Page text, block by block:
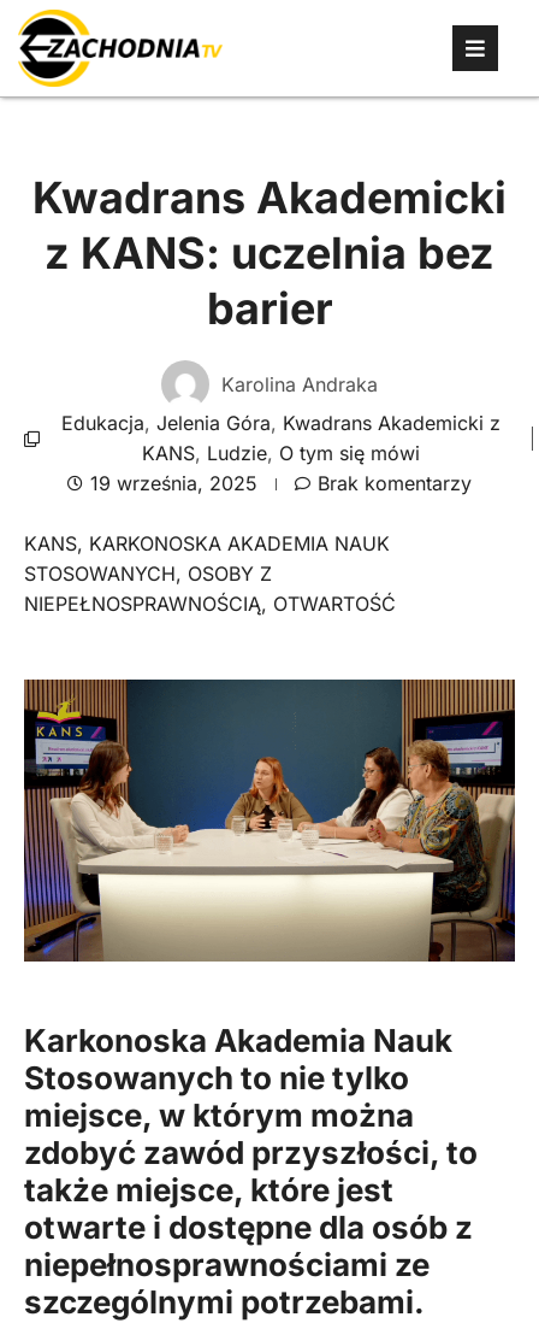
Kwadrans Akademicki
z KANS: uczelnia bez
barier
Karolina Andraka
Edukacja, Jelenia Góra, Kwadrans Akademicki z
KANS, Ludzie, O tym się mówi
19 września, 2025
Brak komentarzy
KANS, KARKONOSKA AKADEMIA NAUK
STOSOWANYCH, OSOBY Z
NIEPEŁNOSPRAWNOŚCIĄ, OTWARTOŚĆ
Karkonoska Akademia Nauk
Stosowanych to nie tylko
miejsce, w którym można
zdobyć zawód przyszłości, to
także miejsce, które jest
otwarte i dostępne dla osób z
niepełnosprawnościami ze
szczególnymi potrzebami.